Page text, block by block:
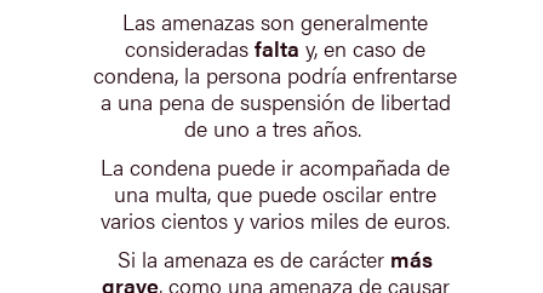
Las amenazas son generalmente
consideradasfalta y, en caso de
condena, la persona podría enfrentarse
a una pena de suspensión de libertad
de uno a tres años.
La condena puede ir acompañada de
una multa, que puede oscilar entre
varios cientos y varios miles de euros.
Si la amenaza es de carácter más
grave, como una amenaza de causar